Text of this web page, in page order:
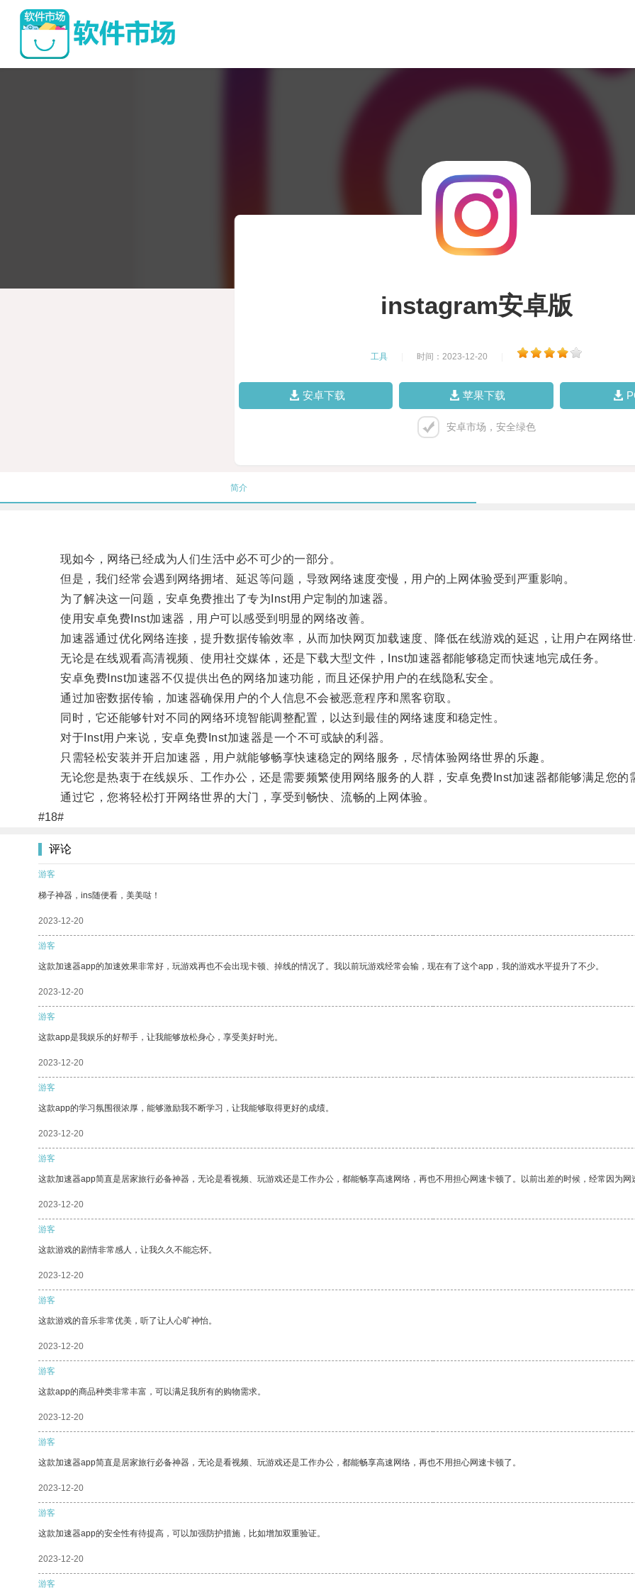
instagram安卓版
工具 时间：2023-12-20
安卓下载 苹果下载
安卓市场，安全绿色
简介
现如今，网络已经成为人们生活中必不可少的一部分。
但是，我们经常会遇到网络拥堵、延迟等问题，导致网络速度变慢，用户的上网体验受到严重影响。
为了解决这一问题，安卓免费推出了专为Inst用户定制的加速器。
使用安卓免费Inst加速器，用户可以感受到明显的网络改善。
加速器通过优化网络连接，提升数据传输效率，从而加快网页加载速度、降低在线游戏的延迟，让用户在网络世
无论是在线观看高清视频、使用社交媒体，还是下载大型文件，Inst加速器都能够稳定而快速地完成任务。
安卓免费Inst加速器不仅提供出色的网络加速功能，而且还保护用户的在线隐私安全。
通过加密数据传输，加速器确保用户的个人信息不会被恶意程序和黑客窃取。
同时，它还能够针对不同的网络环境智能调整配置，以达到最佳的网络速度和稳定性。
对于Inst用户来说，安卓免费Inst加速器是一个不可或缺的利器。
只需轻松安装并开启加速器，用户就能够畅享快速稳定的网络服务，尽情体验网络世界的乐趣。
无论您是热衷于在线娱乐、工作办公，还是需要频繁使用网络服务的人群，安卓免费Inst加速器都能够满足您的
通过它，您将轻松打开网络世界的大门，享受到畅快、流畅的上网体验。
#18#
评论
游客
梯子神器，ins随便看，美美哒！
2023-12-20
游客
这款加速器app的加速效果非常好，玩游戏再也不会出现卡顿、掉线的情况了。我以前玩游戏经常会输，现在有了这个app，我的游戏水平提升了不少。
2023-12-20
游客
这款app是我娱乐的好帮手，让我能够放松身心，享受美好时光。
2023-12-20
游客
这款app的学习氛围很浓厚，能够激励我不断学习，让我能够取得更好的成绩。
2023-12-20
游客
这款加速器app简直是居家旅行必备神器，无论是看视频、玩游戏还是工作办公，都能畅享高速网络，再也不用担心网速卡顿了。以前出差的时候，经常因为
2023-12-20
游客
这款游戏的剧情非常感人，让我久久不能忘怀。
2023-12-20
游客
这款游戏的音乐非常优美，听了让人心旷神怡。
2023-12-20
游客
这款app的商品种类非常丰富，可以满足我所有的购物需求。
2023-12-20
游客
这款加速器app简直是居家旅行必备神器，无论是看视频、玩游戏还是工作办公，都能畅享高速网络，再也不用担心网速卡顿了。
2023-12-20
游客
这款加速器app的安全性有待提高，可以加强防护措施，比如增加双重验证。
2023-12-20
游客